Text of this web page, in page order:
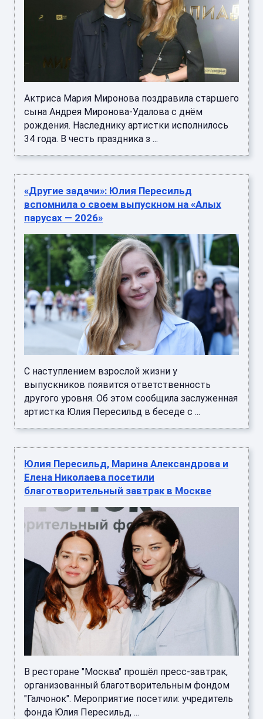
Актриса Мария Миронова поздравила старшего
сына Андрея Миронова-Удалова с днём
рождения. Наследнику артистки исполнилось
34 года. В честь праздника з ...
«Другие задачи»: Юлия Пересильд
вспомнила о своем выпускном на «Алых
парусах — 2026»
С наступлением взрослой жизни у
выпускников появится ответственность
другого уровня. Об этом сообщила заслуженная
артистка Юлия Пересильд в беседе с ...
Юлия Пересильд, Марина Александрова и
Елена Николаева посетили
благотворительный завтрак в Москве
В ресторане "Москва" прошёл пресс-завтрак,
организованный благотворительным фондом
"Галчонок". Мероприятие посетили: учредитель
фонда Юлия Пересильд, ...